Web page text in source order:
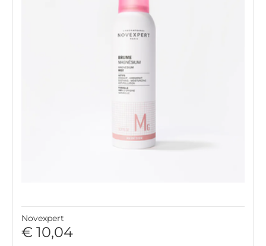
Novexpert
€ 10,04